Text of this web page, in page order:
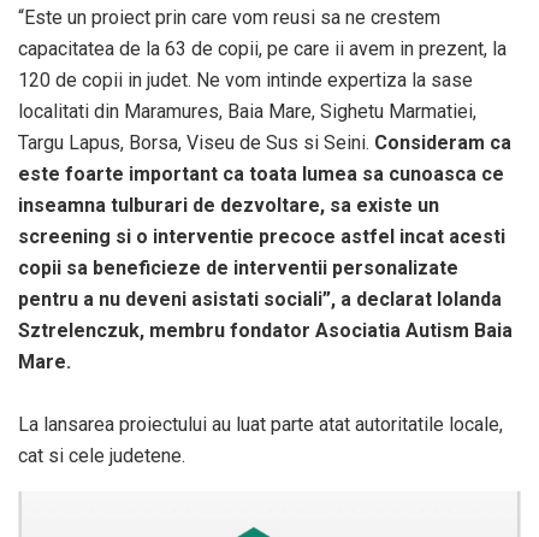
“Este un proiect prin care vom reusi sa ne crestem
capacitatea de la 63 de copii, pe care ii avem in prezent, la
120 de copii in judet. Ne vom intinde expertiza la sase
localitati din Maramures, Baia Mare, Sighetu Marmatiei,
Targu Lapus, Borsa, Viseu de Sus si Seini. Consideram ca
este foarte important ca toata lumea sa cunoasca ce
inseamna tulburari de dezvoltare, sa existe un
screening si o interventie precoce astfel incat acesti
copii sa beneficieze de interventii personalizate
pentru a nu deveni asistati sociali”, a declarat Iolanda
Sztrelenczuk, membru fondator Asociatia Autism Baia
Mare.
La lansarea proiectului au luat parte atat autoritatile locale,
cat si cele judetene.